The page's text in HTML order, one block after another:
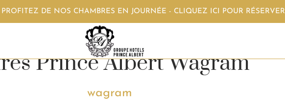
PROFITEZ DE NOS CHAMBRES EN JOURNÉE - CLIQUEZ ICI POUR RÉSERVER
Prince Albert Wagram
wagram